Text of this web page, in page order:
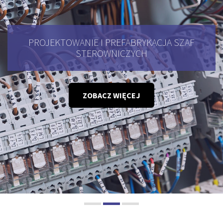
PROJEKTOWANIE I PREFABRYKACJA SZAF
STEROWNICZYCH
ZOBACZ WIĘCEJ